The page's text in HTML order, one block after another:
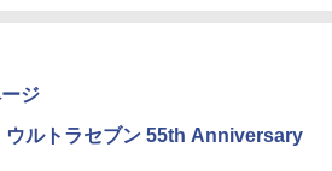
ックスファクトリー PLAMATEA MX
ちゃん 組み立て式プラモデル ノンスケ
ル 全高約160mm
2,666
ホビー用仕上材 B603
710
ジ
ウルトラセブン 55th Anniversary